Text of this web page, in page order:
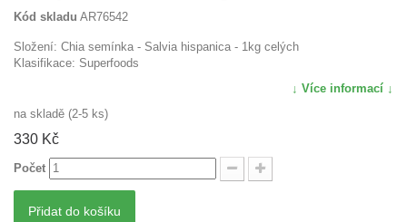
Kód skladu AR76542
Složení: Chia semínka - Salvia hispanica - 1kg celých
Klasifikace: Superfoods
↓ Více informací ↓
na skladě (2-5 ks)
330 Kč
Počet
Přidat do košíku